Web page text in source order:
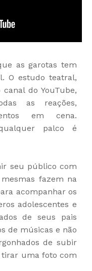
as garotas tem
O estudo teatral,
do YouTube,
as reações,
em cena.
palco é
seu público com
fazem na
acompanhar os
adolescentes e
de seus pais
de músicas e não
de subir
tirar uma foto com